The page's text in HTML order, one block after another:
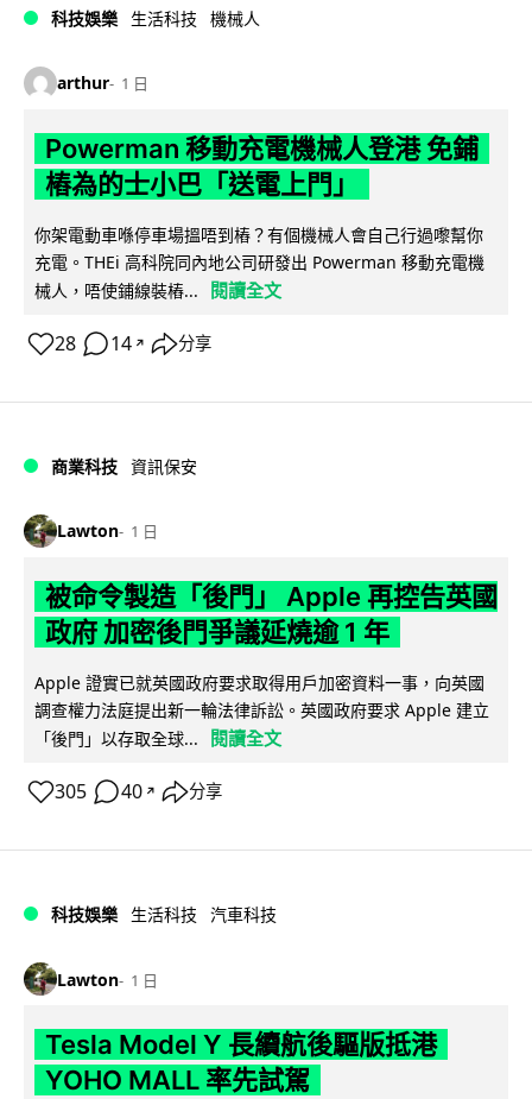
科技娛樂 生活科技 機械人
arthur 1 日
Powerman 移動充電機械人登港 免鋪
樁為的士小巴「送電上門」
你架電動車喺停車場搵唔到樁？有個機械人會自己行過嚟幫你
充電。THEi 高科院同內地公司研發出 Powerman 移動充電機
械人，唔使鋪線裝樁...
閱讀全文
28 14 ↗ 分享
商業科技 資訊保安
Lawton 1 日
被命令製造「後門」 Apple 再控告英國
政府 加密後門爭議延燒逾 1 年
Apple 證實已就英國政府要求取得用戶加密資料一事，向英國
調查權力法庭提出新一輪法律訴訟。英國政府要求 Apple 建立
「後門」以存取全球...
閱讀全文
305 40 ↗ 分享
科技娛樂 生活科技 汽車科技
Lawton 1 日
Tesla Model Y 長續航後驅版抵港
YOHO MALL 率先試駕